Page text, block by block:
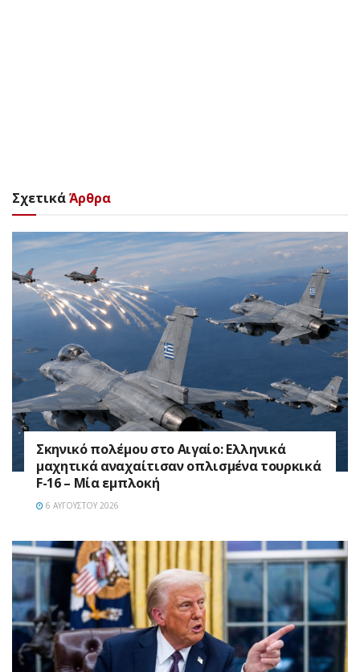
ΣχετικάΆρθρα
Σκηνικό πολέμου στο Αιγαίο: Ελληνικά
μαχητικά αναχαίτισαν οπλισμένα τουρκικά
F-16 – Μία εμπλοκή
6 ΑΥΓΟΎΣΤΟΥ 2026